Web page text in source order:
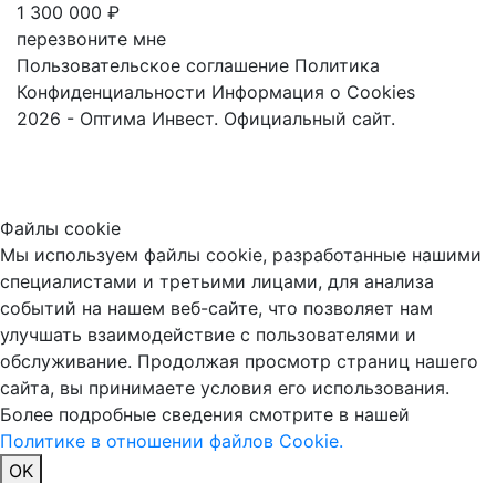
1 300 000 ₽
перезвоните мне
Пользовательское соглашение Политика
Конфиденциальности Информация о Cookies
2026 - Оптима Инвест. Официальный сайт.
Файлы cookie
Мы используем файлы cookie, разработанные нашими
специалистами и третьими лицами, для анализа
событий на нашем веб-сайте, что позволяет нам
улучшать взаимодействие с пользователями и
обслуживание. Продолжая просмотр страниц нашего
сайта, вы принимаете условия его использования.
Более подробные сведения смотрите в нашей
Политике в отношении файлов Cookie.
OK